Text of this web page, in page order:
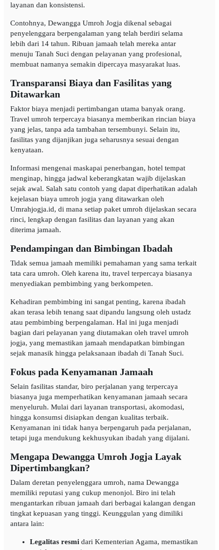
layanan dan konsistensi.
Contohnya, Dewangga Umroh Jogja dikenal sebagai
penyelenggara berpengalaman yang telah berdiri selama
lebih dari 14 tahun. Ribuan jamaah telah mereka antar
menuju Tanah Suci dengan pelayanan yang profesional,
membuat namanya semakin dipercaya masyarakat luas.
Transparansi Biaya dan Fasilitas yang
Ditawarkan
Faktor biaya menjadi pertimbangan utama banyak orang.
Travel umroh terpercaya biasanya memberikan rincian biaya
yang jelas, tanpa ada tambahan tersembunyi. Selain itu,
fasilitas yang dijanjikan juga seharusnya sesuai dengan
kenyataan.
Informasi mengenai maskapai penerbangan, hotel tempat
menginap, hingga jadwal keberangkatan wajib dijelaskan
sejak awal. Salah satu contoh yang dapat diperhatikan adalah
kejelasan biaya umroh jogja yang ditawarkan oleh
Umrahjogja.id, di mana setiap paket umroh dijelaskan secara
rinci, lengkap dengan fasilitas dan layanan yang akan
diterima jamaah.
Pendampingan dan Bimbingan Ibadah
Tidak semua jamaah memiliki pemahaman yang sama terkait
tata cara umroh. Oleh karena itu, travel terpercaya biasanya
menyediakan pembimbing yang berkompeten.
Kehadiran pembimbing ini sangat penting, karena ibadah
akan terasa lebih tenang saat dipandu langsung oleh ustadz
atau pembimbing berpengalaman. Hal ini juga menjadi
bagian dari pelayanan yang diutamakan oleh travel umroh
jogja, yang memastikan jamaah mendapatkan bimbingan
sejak manasik hingga pelaksanaan ibadah di Tanah Suci.
Fokus pada Kenyamanan Jamaah
Selain fasilitas standar, biro perjalanan yang terpercaya
biasanya juga memperhatikan kenyamanan jamaah secara
menyeluruh. Mulai dari layanan transportasi, akomodasi,
hingga konsumsi disiapkan dengan kualitas terbaik.
Kenyamanan ini tidak hanya berpengaruh pada perjalanan,
tetapi juga mendukung kekhusyukan ibadah yang dijalani.
Mengapa Dewangga Umroh Jogja Layak
Dipertimbangkan?
Dalam deretan penyelenggara umroh, nama Dewangga
memiliki reputasi yang cukup menonjol. Biro ini telah
mengantarkan ribuan jamaah dari berbagai kalangan dengan
tingkat kepuasan yang tinggi. Keunggulan yang dimiliki
antara lain:
Legalitas resmidari Kementerian Agama, memastikan